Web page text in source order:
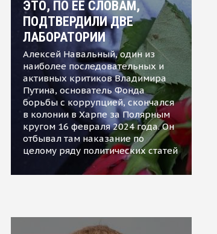
ЭТО, ПО ЕЕ СЛОВАМ,
ПОДТВЕРДИЛИ ДВЕ
ЛАБОРАТОРИИ
Алексей Навальный, один из
наиболее последовательных и
активных критиков Владимира
Путина, основатель Фонда
борьбы с коррупцией, скончался
в колонии в Харпе за Полярным
кругом 16 февраля 2024 года. Он
отбывал там наказание по
целому ряду политических статей